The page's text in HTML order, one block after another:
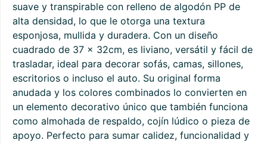
suave y transpirable con relleno de algodón PP de
alta densidad, lo que le otorga una textura
esponjosa, mullida y duradera. Con un diseño
cuadrado de 37 x 32cm, es liviano, versátil y fácil de
trasladar, ideal para decorar sofás, camas, sillones,
escritorios o incluso el auto. Su original forma
anudada y los colores combinados lo convierten en
un elemento decorativo único que también funciona
como almohada de respaldo, cojín lúdico o pieza de
apoyo. Perfecto para sumar calidez, funcionalidad y